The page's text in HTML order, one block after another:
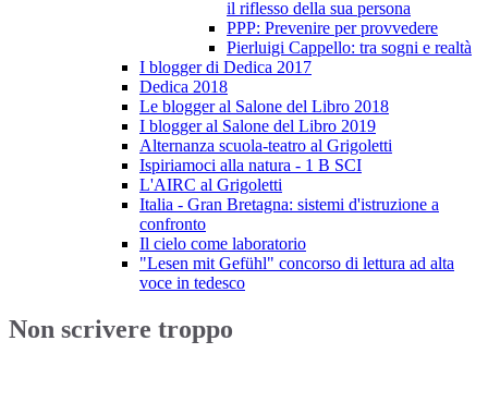
il riflesso della sua persona
PPP: Prevenire per provvedere
Pierluigi Cappello: tra sogni e realtà
I blogger di Dedica 2017
Dedica 2018
Le blogger al Salone del Libro 2018
I blogger al Salone del Libro 2019
Alternanza scuola-teatro al Grigoletti
Ispiriamoci alla natura - 1 B SCI
L'AIRC al Grigoletti
Italia - Gran Bretagna: sistemi d'istruzione a
confronto
Il cielo come laboratorio
"Lesen mit Gefühl" concorso di lettura ad alta
voce in tedesco
Non scrivere troppo